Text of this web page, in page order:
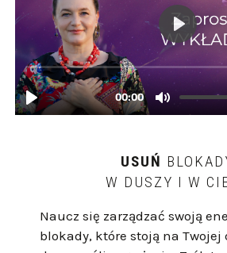
USUŃ
W DUSZY I W
Naucz się zarządzać swoją
blokady, które stoją na Twojej